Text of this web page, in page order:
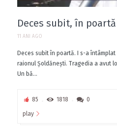
Deces subit, în poartă
11 ANI AGO
Deces subit în poartă. I s-a
raionul Șoldănești. Tragedia a avut
Un bă...
85 1818 0
play